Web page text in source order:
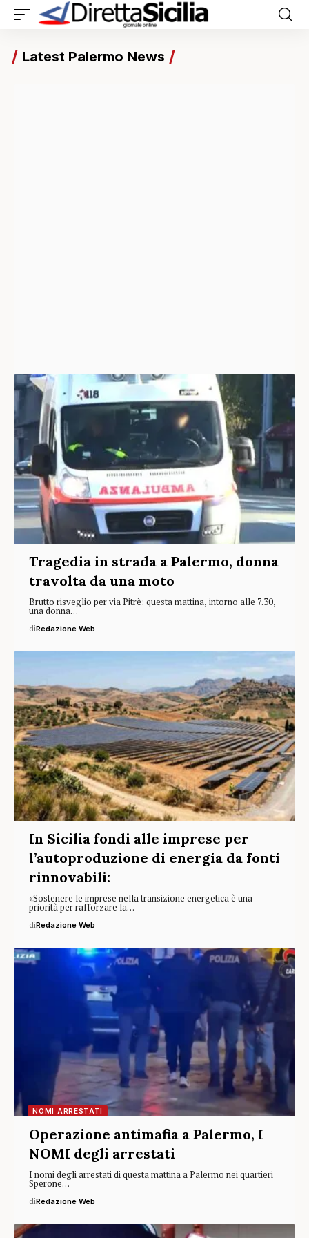
Latest Palermo News
Tragedia in strada a Palermo, donna
travolta da una moto
Brutto risveglio per via Pitrè: questa mattina, intorno alle 7.30,
una donna…
diRedazione Web
In Sicilia fondi alle imprese per
l’autoproduzione di energia da fonti
rinnovabili:
«Sostenere le imprese nella transizione energetica è una
priorità per rafforzare la…
diRedazione Web
NOMI ARRESTATI
Operazione antimafia a Palermo, I
NOMI degli arrestati
I nomi degli arrestati di questa mattina a Palermo nei quartieri
Sperone…
diRedazione Web